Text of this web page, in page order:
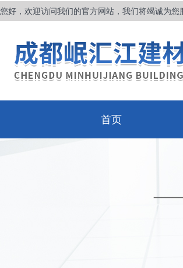
首页
您好，欢迎访问我们的官方网站，我们将竭诚为您